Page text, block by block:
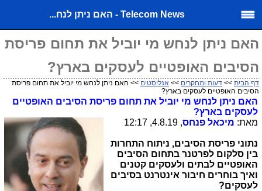
Telecom News - האם ניתן לנח...
האם ניתן לנחש מי יוביל את תחום פריסת
הסיבים האופטיים לעסקים בארץ?
דף הבית >> דעות ומחקרים >> אנליסטים >> האם ניתן לנחש מי יוביל את תחום פריסת
הסיבים האופטיים לעסקים בארץ?
האם ניתן לנחש מי יוביל את תחום פריסת הסיבים האופטיים
לעסקים בארץ?
מאת: מיכאל פנחס, 4.8.19, 12:17
נתוני פריסת הסיבים, ניתוח התחרות
בין סלקום לפרטנר בתחום הסיבים
האופטיים לבתים ולעסקים קטנים
ואיך בוחרים חיבור אינטרנט בסיבים
לעסקים?